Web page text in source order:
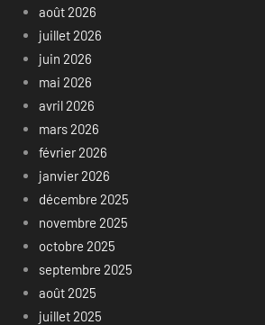
août 2026
juillet 2026
juin 2026
mai 2026
avril 2026
mars 2026
février 2026
janvier 2026
décembre 2025
novembre 2025
octobre 2025
septembre 2025
août 2025
juillet 2025